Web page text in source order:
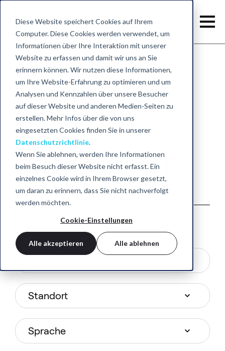
Diese Website speichert Cookies auf Ihrem
Computer. Diese Cookies werden verwendet, um
Informationen über Ihre Interaktion mit unserer
Website zu erfassen und damit wir uns an Sie
erinnern können. Wir nutzen diese Informationen,
um Ihre Website-Erfahrung zu optimieren und um
Analysen und Kennzahlen über unsere Besucher
auf dieser Website und anderen Medien-Seiten zu
erstellen. Mehr Infos über die von uns
eingesetzten Cookies finden Sie in unserer
Datenschutzrichtlinie.
Wenn Sie ablehnen, werden Ihre Informationen
beim Besuch dieser Website nicht erfasst. Ein
einzelnes Cookie wird in Ihrem Browser gesetzt,
um daran zu erinnern, dass Sie nicht nachverfolgt
werden möchten.
Cookie-Einstellungen
Alle akzeptieren Alle ablehnen
Zurück zu den Kursen
Kalender